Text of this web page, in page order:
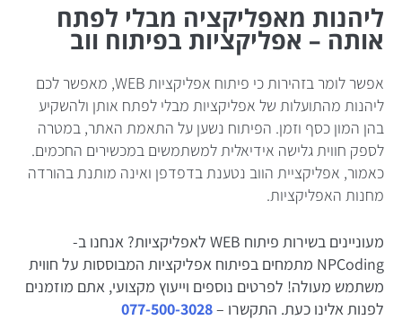
ליהנות מאפליקציה מבלי לפתח
אותה – אפליקציות בפיתוח ווב
אפשר לומר בזהירות כי פיתוח אפליקציות WEB, מאפשר לכם
ליהנות מהתועלות של אפליקציות מבלי לפתח אותן ולהשקיע
בהן המון כסף וזמן. הפיתוח נשען על התאמת האתר, במטרה
לספק חווית גלישה אידיאלית למשתמשים במכשירים החכמים.
כאמור, אפליקציית הווב נטענת בדפדפן ואינה מותנת בהורדה
מחנות האפליקציות.
מעוניינים בשירות פיתוח WEB לאפליקציות? אנחנו ב-
NPCoding מתמחים בפיתוח אפליקציות המבוססות על חווית
משתמש מעולה! לפרטים נוספים וייעוץ מקצועי, אתם מוזמנים
לפנות אלינו כעת. התקשרו –077-500-3028